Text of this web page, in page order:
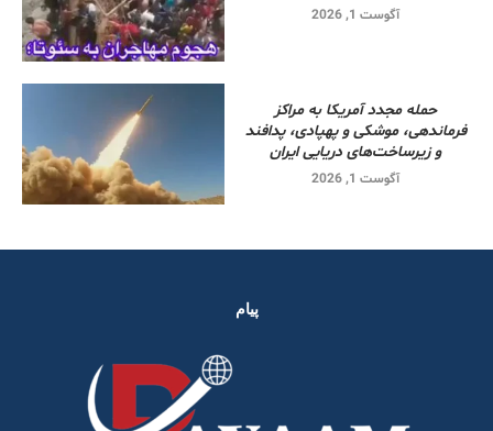
آگوست 1, 2026
حمله مجدد آمریکا به مراکز
فرماندهی، موشکی و پهپادی، پدافند
و زیرساخت‌های دریایی ایران
آگوست 1, 2026
پیام